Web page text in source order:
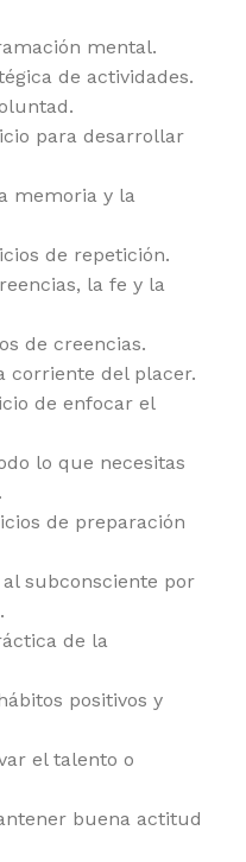
mental.
de actividades.
para desarrollar
memoria y la
de repetición.
la fe y la
de creencias.
corriente del placer.
de enfocar el
lo que necesitas
de preparación
subconsciente por
de la
positivos y
el talento o
buena actitud